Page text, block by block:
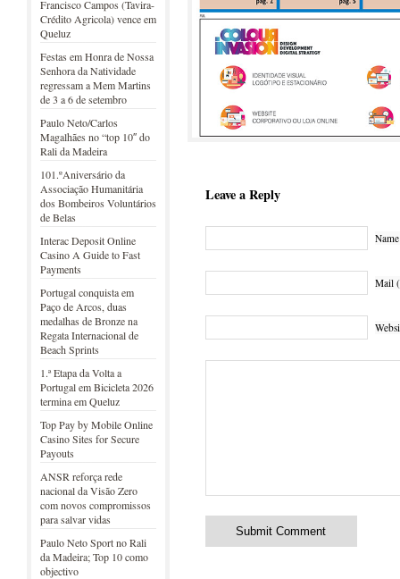
Francisco Campos (Tavira-
Crédito Agricola) vence em
Queluz
Festas em Honra de Nossa
Senhora da Natividade
regressam a Mem Martins
de 3 a 6 de setembro
Paulo Neto/Carlos
Magalhães no “top 10″ do
Rali da Madeira
101.ºAniversário da
Associação Humanitária
dos Bombeiros Voluntários
de Belas
Interac Deposit Online
Casino A Guide to Fast
Payments
Portugal conquista em
Paço de Arcos, duas
medalhas de Bronze na
Regata Internacional de
Beach Sprints
1.ª Etapa da Volta a
Portugal em Bicicleta 2026
termina em Queluz
Top Pay by Mobile Online
Casino Sites for Secure
Payouts
ANSR reforça rede
nacional da Visão Zero
com novos compromissos
para salvar vidas
Paulo Neto Sport no Rali
da Madeira; Top 10 como
objectivo
Leave a Reply
Mail